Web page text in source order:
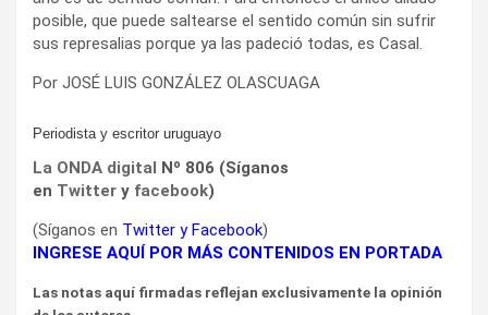
posible, que puede saltearse el sentido común sin sufrir
sus represalias porque ya las padeció todas, es Casal.
Por JOSÉ LUIS GONZÁLEZ OLASCUAGA
Periodista y escritor uruguayo
La ONDA digital Nº 806 (Síganos
en Twitter y facebook)
(Síganos en Twitter yFacebook)
INGRESE AQUÍ POR MÁS CONTENIDOS EN PORTADA
Las notas aquí firmadas reflejan exclusivamente la opinión